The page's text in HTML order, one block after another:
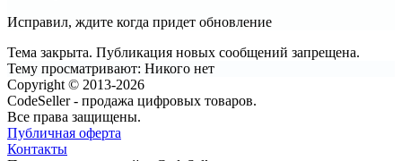
Исправил, ждите когда придет обновление
Тема закрыта. Публикация новых сообщений запрещена.
Тему просматривают: Никого нет
Copyright © 2013-2026
CodeSeller - продажа цифровых товаров.
Все права защищены.
Публичная оферта
Контакты